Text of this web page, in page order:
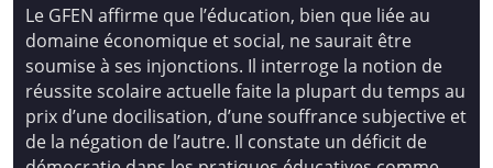
Le GFEN affirme que l’éducation, bien que liée au
domaine économique et social, ne saurait être
soumise à ses injonctions. Il interroge la notion de
réussite scolaire actuelle faite la plupart du temps au
prix d’une docilisation, d’une souffrance subjective et
de la négation de l’autre. Il constate un déficit de